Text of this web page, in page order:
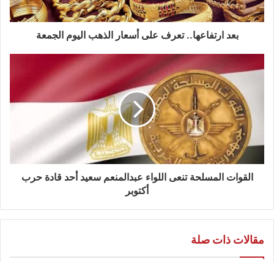
بعد ارتفاعها.. تعرف على أسعار الذهب اليوم الجمعة
القوات المسلحة تنعى اللواء عبدالمنعم سعيد أحد قادة حرب
أكتوبر
مقالات ذات صلة